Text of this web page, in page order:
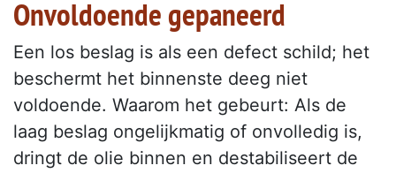
Onvoldoende gepaneerd
Een los beslag is als een defect schild; het
beschermt het binnenste deeg niet
voldoende. Waarom het gebeurt: Als de
laag beslag ongelijkmatig of onvolledig is,
dringt de olie binnen en destabiliseert de